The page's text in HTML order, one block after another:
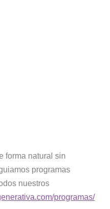
forma natural sin
programas
nuestros
programas/